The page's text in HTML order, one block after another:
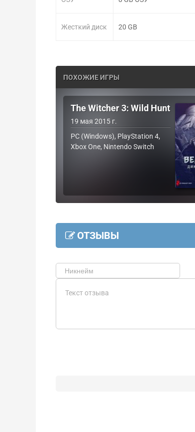
Жесткий диск 20 GB
ПОХОЖИЕ ИГРЫ
The Witcher 3: Wild Hunt
19 мая 2015 г.
PC (Windows), PlayStation 4,
Xbox One, Nintendo Switch
ОТЗЫВЫ